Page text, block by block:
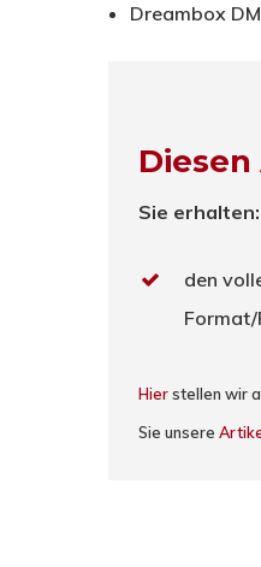
Dreambox
Sie erhalten:
den
Format/
Hierstellen wir
Sie unsere